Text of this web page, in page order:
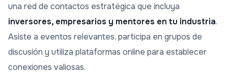
una red de contactos estratégica que incluya
inversores, empresarios y mentores en tu industria.
Asiste a eventos relevantes, participa en grupos de
discusión y utiliza plataformas online para establecer
conexiones valiosas.